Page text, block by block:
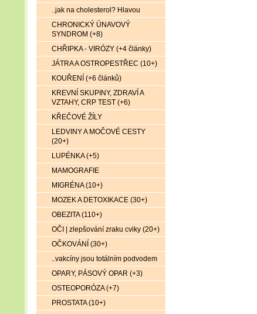
..jak na cholesterol? Hlavou
CHRONICKÝ ÚNAVOVÝ
SYNDROM (+8)
CHŘIPKA - VIRÓZY (+4 články)
JÁTRA A OSTROPESTŘEC (10+)
KOUŘENÍ (+6 článků)
KREVNÍ SKUPINY, ZDRAVÍ A
VZTAHY, CRP TEST (+6)
KŘEČOVÉ ŽÍLY
LEDVINY A MOČOVÉ CESTY
(20+)
LUPÉNKA (+5)
MAMOGRAFIE
MIGRÉNA (10+)
MOZEK A DETOXIKACE (30+)
OBEZITA (110+)
OČI | zlepšování zraku cviky (20+)
OČKOVÁNÍ (30+)
..vakcíny jsou totálním podvodem
OPARY, PÁSOVÝ OPAR (+3)
OSTEOPORÓZA (+7)
PROSTATA (10+)